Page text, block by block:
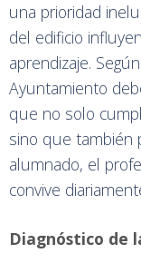
una prioridad
del edificio
aprendizaje.
Ayuntamiento
que no solo
sino que también
alumnado, el
convive
Diagnóstico de